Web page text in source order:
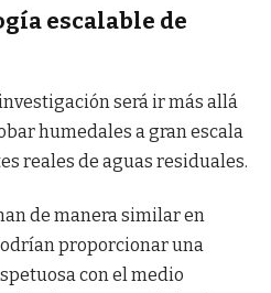
escalable de
será ir más allá
humedales a gran escala
reales de aguas residuales.
de manera similar en
proporcionar una
con el medio